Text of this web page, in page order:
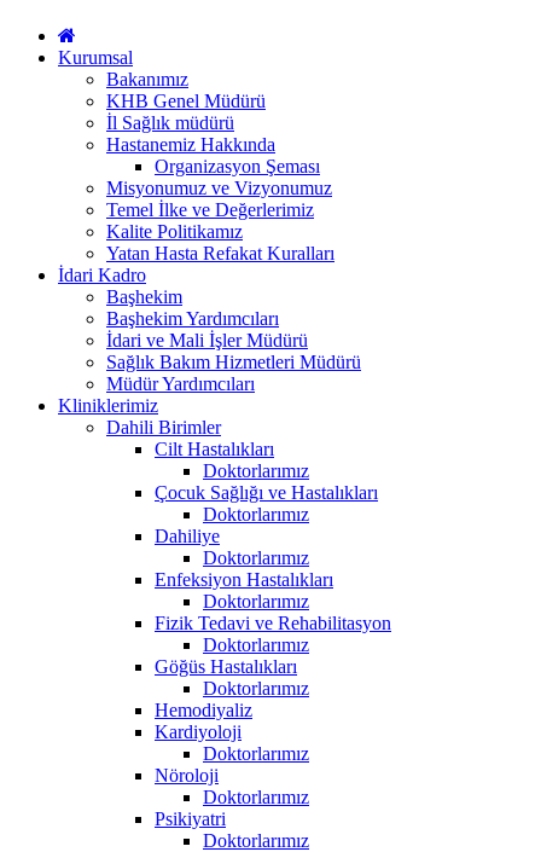
Kurumsal
Bakanımız
KHB Genel Müdürü
İl Sağlık müdürü
Hastanemiz Hakkında
Organizasyon Şeması
Misyonumuz ve Vizyonumuz
Temel İlke ve Değerlerimiz
Kalite Politikamız
Yatan Hasta Refakat Kuralları
İdari Kadro
Başhekim
Başhekim Yardımcıları
İdari ve Mali İşler Müdürü
Sağlık Bakım Hizmetleri Müdürü
Müdür Yardımcıları
Kliniklerimiz
Dahili Birimler
Cilt Hastalıkları
Doktorlarımız
Çocuk Sağlığı ve Hastalıkları
Doktorlarımız
Dahiliye
Doktorlarımız
Enfeksiyon Hastalıkları
Doktorlarımız
Fizik Tedavi ve Rehabilitasyon
Doktorlarımız
Göğüs Hastalıkları
Doktorlarımız
Hemodiyaliz
Kardiyoloji
Doktorlarımız
Nöroloji
Doktorlarımız
Psikiyatri
Doktorlarımız